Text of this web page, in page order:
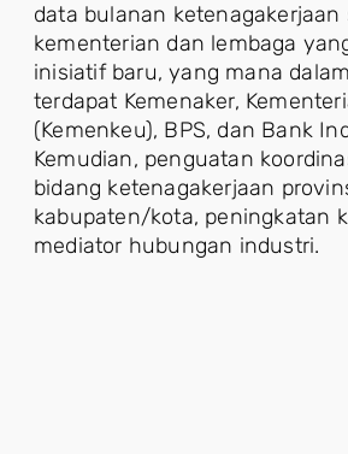
data bulanan ketenagakerjaan
kementerian dan lembaga
inisiatif baru, yang mana
terdapat Kemenaker,
(Kemenkeu), BPS, dan Bank
Kemudian, penguatan
bidang ketenagakerjaan
kabupaten/kota, peningkatan
mediator hubungan industri.